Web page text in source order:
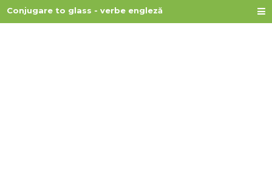
Conjugare to glass - verbe engleză